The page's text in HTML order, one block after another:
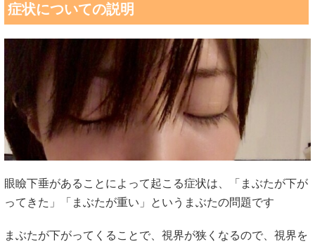
症状についての説明
眼瞼下垂があることによって起こる症状は、「まぶたが下が
ってきた」「まぶたが重い」というまぶたの問題です
まぶたが下がってくることで、視界が狭くなるので、視界を